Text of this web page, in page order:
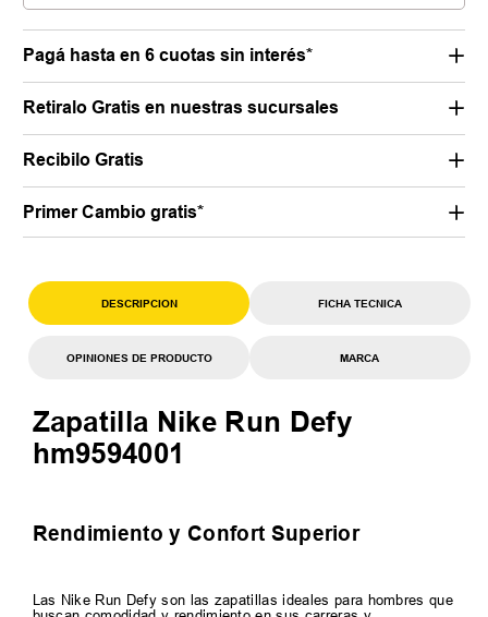
Pagá hasta en 6 cuotas sin interés*
Retiralo Gratis en nuestras sucursales
Recibilo Gratis
Primer Cambio gratis*
DESCRIPCION FICHA TECNICA
OPINIONES DE PRODUCTO MARCA
Zapatilla Nike Run Defy
hm9594001
Rendimiento y Confort Superior
Las Nike Run Defy son las zapatillas ideales para hombres que